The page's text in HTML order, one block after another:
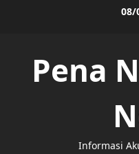
08/
Pena
Informasi